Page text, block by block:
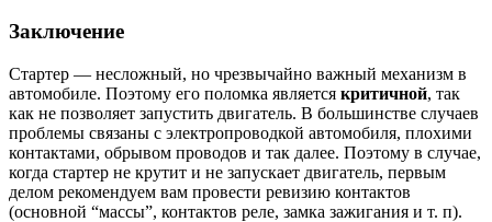
Заключение
Стартер — несложный, но чрезвычайно важный механизм в
автомобиле. Поэтому его поломка является критичной, так
как не позволяет запустить двигатель. В большинстве случаев
проблемы связаны с электропроводкой автомобиля, плохими
контактами, обрывом проводов и так далее. Поэтому в случае,
когда стартер не крутит и не запускает двигатель, первым
делом рекомендуем вам провести ревизию контактов
(основной “массы”, контактов реле, замка зажигания и т. п).